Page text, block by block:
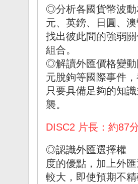
◎分析各國貨幣波
元、英鎊、日圓、
找出彼此間的強弱
組合。
◎解讀外匯價格變
元脫鉤等國際事件
只要具備足夠的知
襲。
DISC2 片長：約
◎認識外匯選擇權
度的優點，加上外
較大，即使預期